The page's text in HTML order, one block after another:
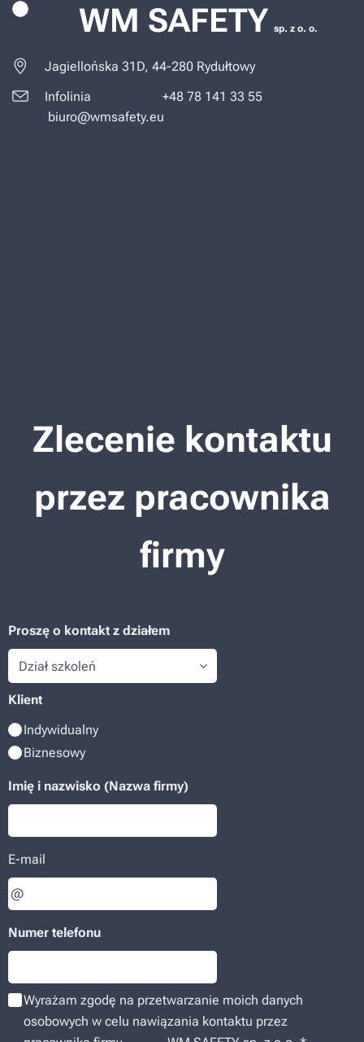
WM SAFETY sp. z o. o.
Jagiellońska 31D, 44-280 Rydułtowy
Infolinia +48 78 141 33 55
biuro@wmsafety.eu
Zlecenie kontaktu
przez pracownika
firmy
Proszę o kontakt z działem
Klient
Indywidualny
Biznesowy
Imię i nazwisko (Nazwa firmy)
E-mail
Numer telefonu
Wyrażam zgodę na przetwarzanie moich danych
osobowych w celu nawiązania kontaktu przez